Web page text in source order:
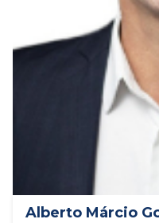
Alberto Márcio